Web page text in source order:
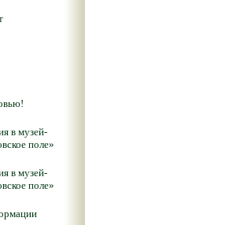
в музей-
поле»
в музей-
поле»